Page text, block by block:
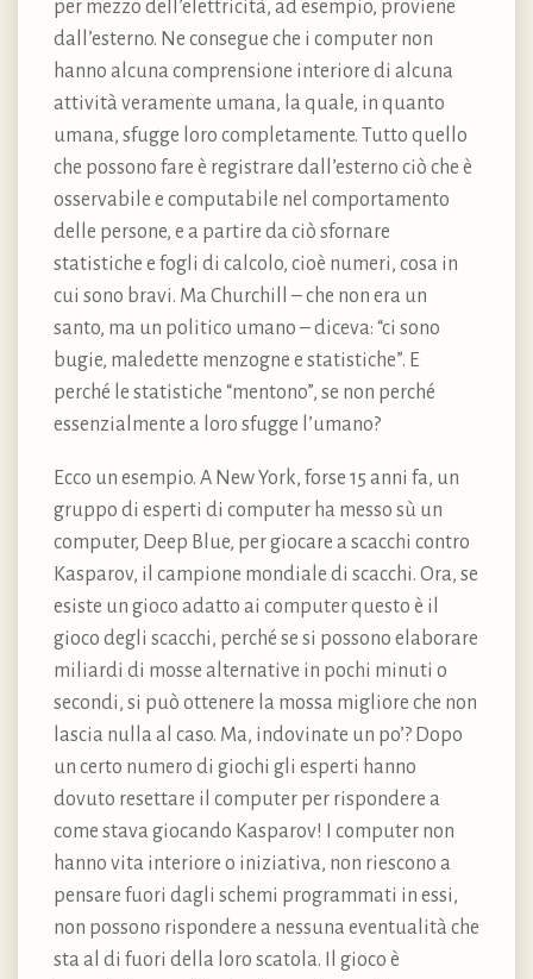
per mezzo dell’elettricità, ad esempio, proviene
dall’esterno. Ne consegue che i computer non
hanno alcuna comprensione interiore di alcuna
attività veramente umana, la quale, in quanto
umana, sfugge loro completamente. Tutto quello
che possono fare è registrare dall’esterno ciò che è
osservabile e computabile nel comportamento
delle persone, e a partire da ciò sfornare
statistiche e fogli di calcolo, cioè numeri, cosa in
cui sono bravi. Ma Churchill – che non era un
santo, ma un politico umano – diceva: “ci sono
bugie, maledette menzogne e statistiche”. E
perché le statistiche “mentono”, se non perché
essenzialmente a loro sfugge l’umano?
Ecco un esempio. A New York, forse 15 anni fa, un
gruppo di esperti di computer ha messo sù un
computer, Deep Blue, per giocare a scacchi contro
Kasparov, il campione mondiale di scacchi. Ora, se
esiste un gioco adatto ai computer questo è il
gioco degli scacchi, perché se si possono elaborare
miliardi di mosse alternative in pochi minuti o
secondi, si può ottenere la mossa migliore che non
lascia nulla al caso. Ma, indovinate un po’? Dopo
un certo numero di giochi gli esperti hanno
dovuto resettare il computer per rispondere a
come stava giocando Kasparov! I computer non
hanno vita interiore o iniziativa, non riescono a
pensare fuori dagli schemi programmati in essi,
non possono rispondere a nessuna eventualità che
sta al di fuori della loro scatola. Il gioco è